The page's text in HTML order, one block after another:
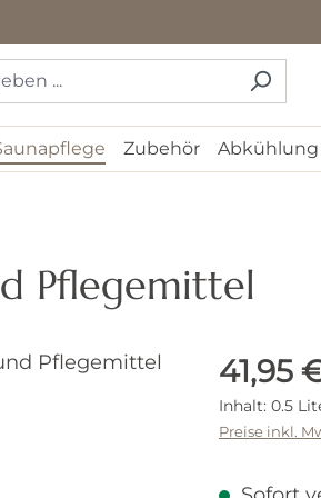
Zubehör Abkühlung
Pflegemittel
Regulärer
41,95
Inhalt: 0.5
Preise inkl.